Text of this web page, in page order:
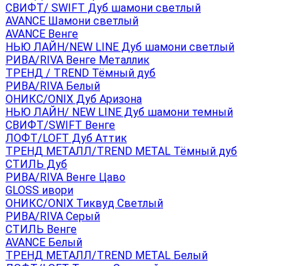
СВИФТ/ SWIFT Дуб шамони светлый
AVANCE Шамони светлый
AVANCE Венге
НЬЮ ЛАЙН/NEW LINE Дуб шамони светлый
РИВА/RIVA Венге Металлик
TРЕНД / TREND Тёмный дуб
РИВА/RIVA Белый
ОНИКС/ONIX Дуб Аризона
НЬЮ ЛАЙН/ NEW LINE Дуб шамони темный
СВИФТ/SWIFT Венге
ЛОФТ/LOFT Дуб Аттик
ТРЕНД МЕТАЛЛ/TREND METAL Тёмный дуб
СТИЛЬ Дуб
РИВА/RIVA Венге Цаво
GLOSS ивори
ОНИКС/ONIX Тиквуд Светлый
РИВА/RIVA Серый
СТИЛЬ Венге
AVANСE Белый
ТРЕНД МЕТАЛЛ/TREND METAL Белый